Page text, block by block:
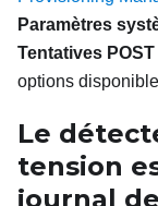
Paramètres
Tentatives POST
options
Le
tension
journal